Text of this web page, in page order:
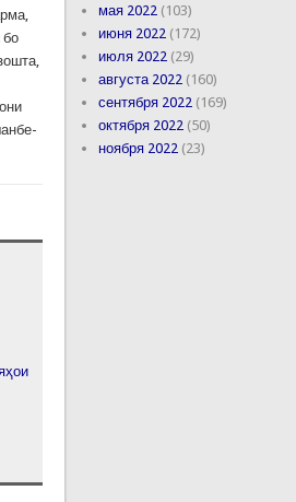
бо
мая 2022 (103)
июня 2022 (172)
июля 2022 (29)
августа 2022 (160)
сентября 2022 (169)
октября 2022 (50)
ноября 2022 (23)